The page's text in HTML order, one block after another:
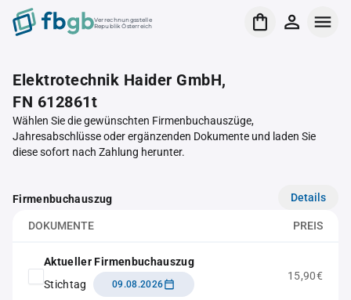
Verrechnungsstelle
Republik Österreich
Elektrotechnik Haider GmbH,
FN 612861t
Wählen Sie die gewünschten Firmenbuchauszüge,
Jahresabschlüsse oder ergänzenden Dokumente und laden Sie
diese sofort nach Zahlung herunter.
Firmenbuchauszug Details
DOKUMENTE PREIS
Aktueller Firmenbuchauszug
Stichtag
09.08.2026
15,90€